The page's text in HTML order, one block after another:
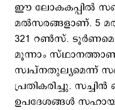
ഈ ലോകകപ്പില്‍
മല്‍സരങ്ങളാണ്. 5
321 റണ്‍സ്.
മൂന്നാം സ്ഥാനത്താണ്
സ്വപ്നതുല്യമെന്ന്
പ്രതികരിച്ചു.
ഉപദേശങ്ങള്‍